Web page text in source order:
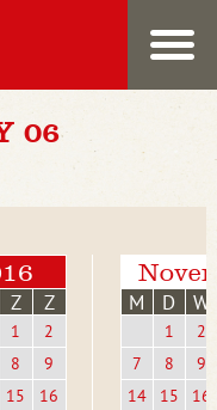
06
Z Z
1
2
8
9
15
16
M D W
1
2
7
8
9
14
15
16